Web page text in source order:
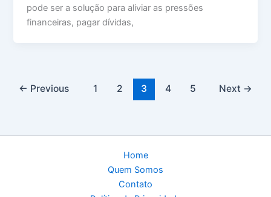
pode ser a solução para aliviar as pressões
financeiras, pagar dívidas,
← Previous 1 2 3 4 5 Next →
Home
Quem Somos
Contato